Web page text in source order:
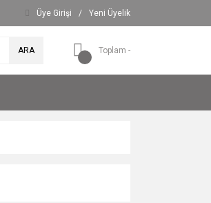
Üye Girişi / Yeni Üyelik
ARA Toplam -